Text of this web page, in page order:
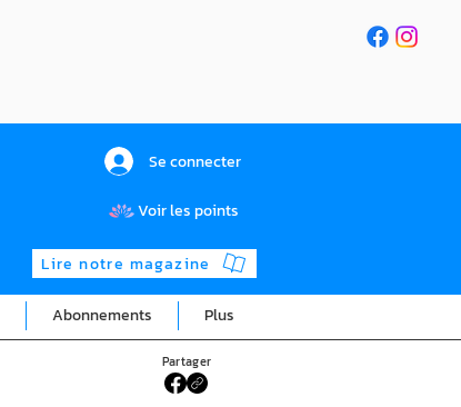
Se connecter
Voir les points
Lire notre magazine
Abonnements Plus
Partager